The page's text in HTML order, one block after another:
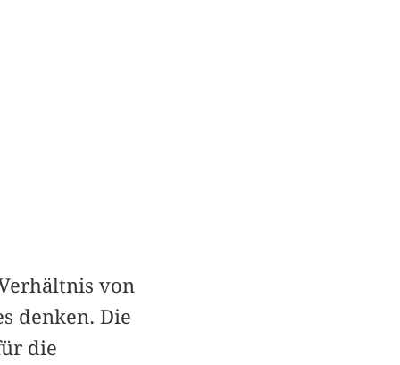
von
denken. Die
die